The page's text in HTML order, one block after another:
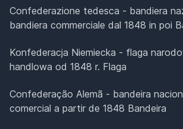
Confederazione tedesca - bandiera
bandiera commerciale dal 1848 in poi
Konfederacja Niemiecka - flaga
handlowa od 1848 r. Flaga
Confederação Alemã - bandeira
comercial a partir de 1848 Bandeira